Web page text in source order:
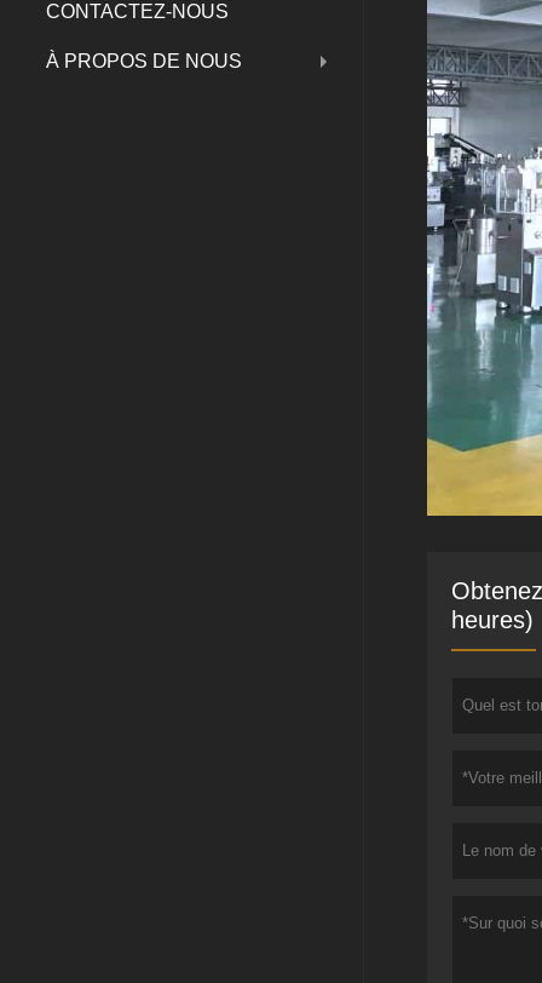
CONTACTEZ-NOUS
À PROPOS DE NOUS
heures)